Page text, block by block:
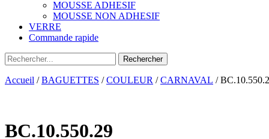
MOUSSE ADHESIF
MOUSSE NON ADHESIF
VERRE
Commande rapide
Accueil /BAGUETTES /COULEUR /CARNAVAL /
BC.10.550.29